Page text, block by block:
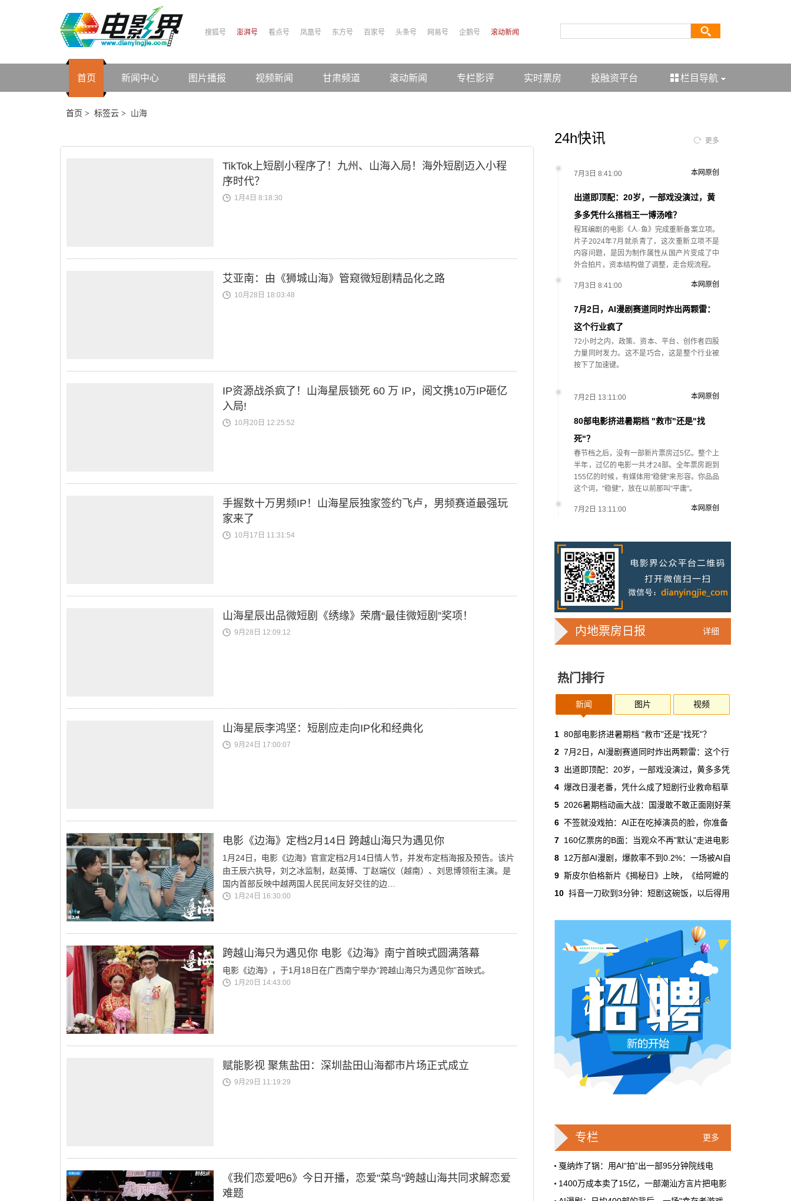
搜狐号 澎湃号 看点号 凤凰号 东方号 百家号 头条号 网易号 企鹅号 滚动新闻
首页 新闻中心 图片播报 视频新闻 甘肃频道 滚动新闻 专栏影评 实时票房 投融资平台 栏目导航
首页 > 标签云 > 山海
TikTok上短剧小程序了！九州、山海入局！海外短剧迈入小程
序时代？
1月4日 8:18:30
艾亚南：由《狮城山海》管窥微短剧精品化之路
10月28日 18:03:48
IP资源战杀疯了！山海星辰锁死 60 万 IP，阅文携10万IP砸亿
入局!
10月20日 12:25:52
手握数十万男频IP！山海星辰独家签约飞卢，男频赛道最强玩
家来了
10月17日 11:31:54
山海星辰出品微短剧《绣缘》荣膺“最佳微短剧”奖项！
9月28日 12:09:12
山海星辰李鸿坚：短剧应走向IP化和经典化
9月24日 17:00:07
电影《边海》定档2月14日 跨越山海只为遇见你
1月24日，电影《边海》官宣定档2月14日情人节，并发布定档海报及预告。该片
由王辰六执导，刘之冰监制，赵英博、丁赵端仪（越南）、刘思博领衔主演。是
国内首部反映中越两国人民民间友好交往的边…
1月24日 16:30:00
跨越山海只为遇见你 电影《边海》南宁首映式圆满落幕
电影《边海》，于1月18日在广西南宁举办“跨越山海只为遇见你”首映式。
1月20日 14:43:00
赋能影视 聚焦盐田：深圳盐田山海都市片场正式成立
9月29日 11:19:29
《我们恋爱吧6》今日开播，恋爱"菜鸟"跨越山海共同求解恋爱
难题
24h快讯 更多
7月3日 8:41:00
出道即顶配：20岁，一部戏没演过，黄
多多凭什么搭档王一博汤唯？
程耳编剧的电影《人·鱼》完成重新备案立项。
片子2024年7月就杀青了，这次重新立项不是
内容问题，是因为制作属性从国产片变成了中
外合拍片，资本结构做了调整，走合规流程。
本网原创
7月3日 8:41:00
7月2日，AI漫剧赛道同时炸出两颗雷：
这个行业疯了
72小时之内，政策、资本、平台、创作者四股
力量同时发力。这不是巧合，这是整个行业被
按下了加速键。
本网原创
7月2日 13:11:00
80部电影挤进暑期档 "救市"还是"找
死"？
春节档之后，没有一部新片票房过5亿。整个上
半年，过亿的电影一共才24部。全年票房跑到
155亿的时候，有媒体用"稳健"来形容。你品品
这个词，"稳健"，放在以前那叫"平庸"。
本网原创
7月2日 13:11:00
路
2025年，真人实拍微短剧的上线数量占比约
71%，AI微短剧不到30%。到了2026年第一季
度，这个比例完全倒挂——真人实拍跌到
32%，AI飙升到68%。
本网原创
华策拿《西游记》赌AI那天，半个影视
一个做了几十年传统影视的头部公司，用这种
再是草根创业者的自嗨游戏，正规军来了。
本网原创
6月30日 11:34:00
7月1日起AI漫剧独立上户：30万以下
的，平台自己兜着
过去两年，AI漫剧用一种近乎无政府的方式，
吃掉了整个微短剧市场95%的产量，却几乎没
本网原创
6月29日 10:20:00
时间，年轻人在电影院里的占比缩水了一半还
多。20岁以下更夸张，从8.9%跌到2.9%，几
乎归零…
本网原创
6月29日 10:20:00
AI短剧赢了数量，真人短剧赢了命
2026年一季度，全行业上线微短剧12.8万部，
其中AI短剧12.2万部，占比超过95%。真人短
剧？只剩几千部。你猜这95%的AI短剧，拿走
了多少流量？
本网原创
6月28日 13:03:00
戛纳一句"Fuck AI"，喊出了多少电影人
高定，而是一句话。
本网原创
6月28日 9:25:00
周星驰跑去拍AI短剧了，电影院还剩什
本网原创
详细
内地票房日报
热门排行
新闻 图片 视频
1 80部电影挤进暑期档 "救市"还是"找死"？
2 7月2日，AI漫剧赛道同时炸出两颗雷：这个行
3 出道即顶配：20岁，一部戏没演过，黄多多凭
4 爆改日漫老番，凭什么成了短剧行业救命稻草
5 2026暑期档动画大战：国漫敢不敢正面刚好莱
6 不签就没戏拍：AI正在吃掉演员的脸，你准备
7 160亿票房的B面：当观众不再"默认"走进电影
8 12万部AI漫剧，爆款率不到0.2%：一场被AI自
9 斯皮尔伯格新片《揭秘日》上映，《给阿嬷的
10 抖音一刀砍到3分钟：短剧这碗饭，以后得用
更多
专栏
戛纳炸了锅：用AI“拍”出一部95分钟院线电
1400万成本卖了15亿，一部潮汕方言片把电影